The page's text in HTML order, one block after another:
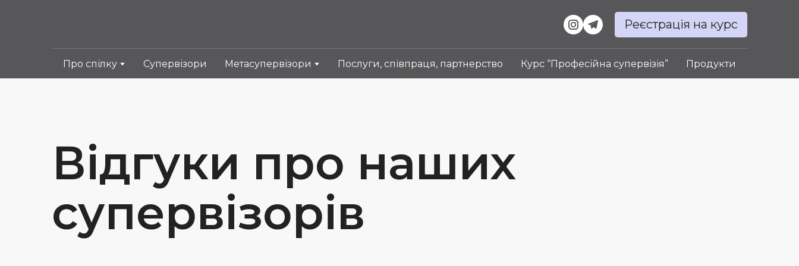
Реєстрація на курс
Про спілку Супервізори Метасупервізори Послуги, співпраця, партнерство Курс “Професійна супервізія” Продукти
Відгуки про наших
супервізорів